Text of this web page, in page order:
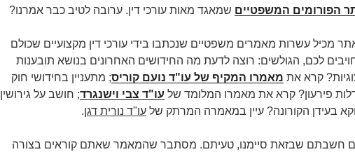
הפורומים המשפטיים שמאגד מאות עורכי דין. ערובה לטיב כבר אמרנו?
מכיל עשרות מאמרים משפטיים שנכתבו בידי עורכי דין מקצועיים שכולם
לכם, הגולשים: רוצה לדעת מה החידושים האחרונים בנושא תובענות
קרא את מאמרו המקיף של עו"ד נועם קוריס; מתעניין בחידושי חוק
פירעון? קרא את מאמרו המלומד של עו"ד צבי וישנגרד; חושב על גירושין
בעידן הקורונה? עיין במאמרה המרתק של עו"ד נורית דגן.
חשבתם שבזאת סיימנו, טעיתם. מסתבר שהמאמר שאתם קוראים בצורה